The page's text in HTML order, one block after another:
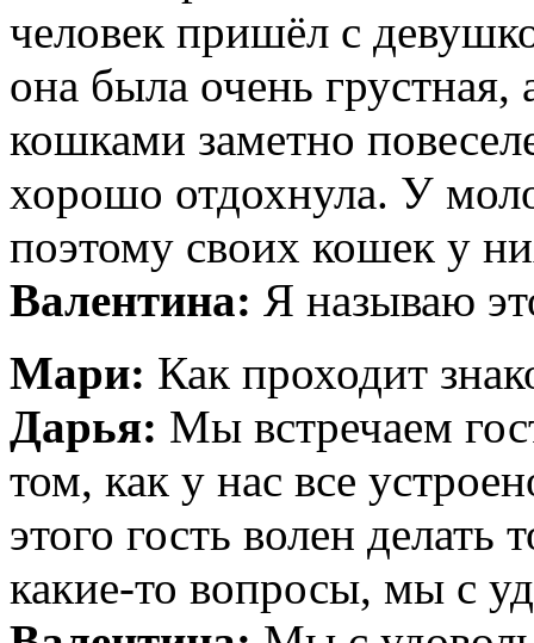
человек пришёл с
она была очень грустная,
кошками заметно
хорошо отдохнула. У
поэтому своих кошек у
Валентина: Я называю
Мари: Как проходит
Дарья: Мы встречаем
том, как у нас все
этого гость волен делать
какие-то вопросы, мы с